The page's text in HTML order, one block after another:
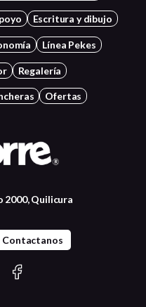
Escritura y dibujo
Línea Pekes
Regalería
Ofertas
2000, Quilicura
Contactanos